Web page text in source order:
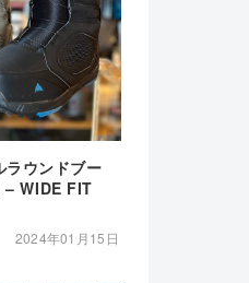
ラウンドブー
– WIDE FIT
2024年01月15日